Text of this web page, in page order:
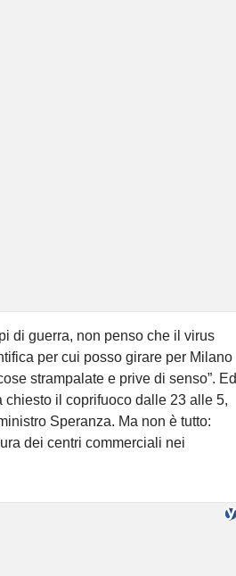
di guerra, non penso che il virus
per cui posso girare per Milano
strampalate e prive di senso”. Ed
il coprifuoco dalle 23 alle 5,
Speranza. Ma non è tutto:
dei centri commerciali nei